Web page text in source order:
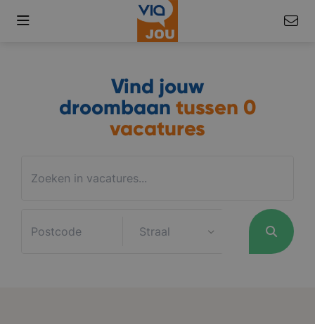
Vind jouw
droombaan tussen 0
vacatures